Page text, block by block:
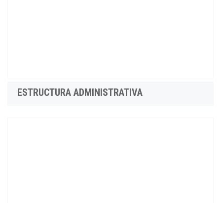
ESTRUCTURA ADMINISTRATIVA